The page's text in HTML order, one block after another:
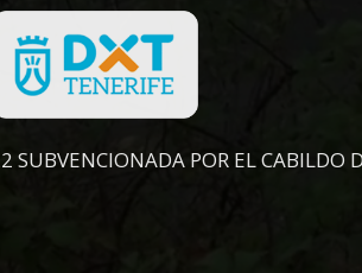
SUBVENCIONADA POR EL CABILDO